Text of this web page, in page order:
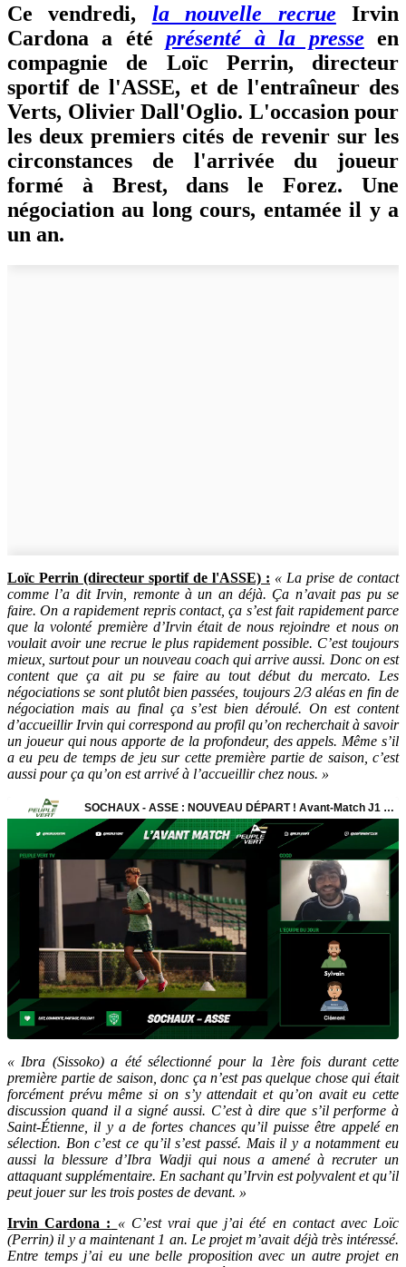
Ce vendredi, la nouvelle recrue Irvin
Cardona a étéprésenté à la presse en
compagnie de Loïc Perrin, directeur
sportif de l'ASSE, et de l'entraîneur des
Verts, Olivier Dall'Oglio. L'occasion pour
les deux premiers cités de revenir sur les
circonstances de l'arrivée du joueur
formé à Brest, dans le Forez. Une
négociation au long cours, entamée il y a
un an.
Loïc Perrin (directeur sportif de l'ASSE) : « La prise de contact
comme l’a dit Irvin, remonte à un an déjà. Ça n’avait pas pu se
faire. On a rapidement repris contact, ça s’est fait rapidement parce
que la volonté première d’Irvin était de nous rejoindre et nous on
voulait avoir une recrue le plus rapidement possible. C’est toujours
mieux, surtout pour un nouveau coach qui arrive aussi. Donc on est
content que ça ait pu se faire au tout début du mercato. Les
négociations se sont plutôt bien passées, toujours 2/3 aléas en fin de
négociation mais au final ça s’est bien déroulé. On est content
d’accueillir Irvin qui correspond au profil qu’on recherchait à savoir
un joueur qui nous apporte de la profondeur, des appels. Même s’il
a eu peu de temps de jeu sur cette première partie de saison, c’est
aussi pour ça qu’on est arrivé à l’accueillir chez nous. »
« Ibra (Sissoko) a été sélectionné pour la 1ère fois durant cette
première partie de saison, donc ça n’est pas quelque chose qui était
forcément prévu même si on s’y attendait et qu’on avait eu cette
discussion quand il a signé aussi. C’est à dire que s’il performe à
Saint-Étienne, il y a de fortes chances qu’il puisse être appelé en
sélection. Bon c’est ce qu’il s’est passé. Mais il y a notamment eu
aussi la blessure d’Ibra Wadji qui nous a amené à recruter un
attaquant supplémentaire. En sachant qu’Irvin est polyvalent et qu’il
peut jouer sur les trois postes de devant. »
Irvin Cardona : « C’est vrai que j’ai été en contact avec Loïc
(Perrin) il y a maintenant 1 an. Le projet m’avait déjà très intéressé.
Entre temps j’ai eu une belle proposition avec un autre projet en